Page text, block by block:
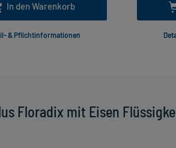
Floradix mit Eisen
In den Warenkorb
& Pflichtinformationen